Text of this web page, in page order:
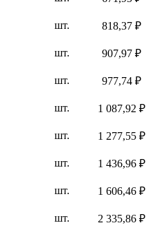
шт.
818,37 ₽
шт.
907,97 ₽
шт.
977,74 ₽
шт.
1 087,92 ₽
шт.
1 277,55 ₽
шт.
1 436,96 ₽
шт.
1 606,46 ₽
шт.
2 335,86 ₽